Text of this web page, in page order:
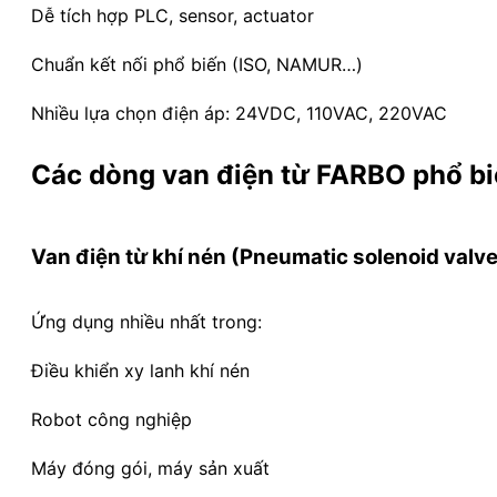
Dễ tích hợp PLC, sensor, actuator
Chuẩn kết nối phổ biến (ISO, NAMUR…)
Nhiều lựa chọn điện áp: 24VDC, 110VAC, 220VAC
Các dòng van điện từ FARBO phổ
Van điện từ khí nén (Pneumatic solenoid
Ứng dụng nhiều nhất trong:
Điều khiển xy lanh khí nén
Robot công nghiệp
Máy đóng gói, máy sản xuất